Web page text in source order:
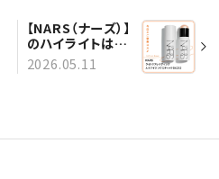
【NARS（ナーズ）】
のハイライトは、
ひと塗りで濡れツ
ヤ&美肌を演出
2026.05.11